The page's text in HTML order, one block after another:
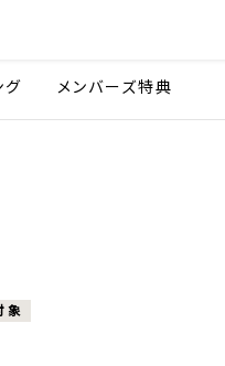
グ メンバーズ特典
象